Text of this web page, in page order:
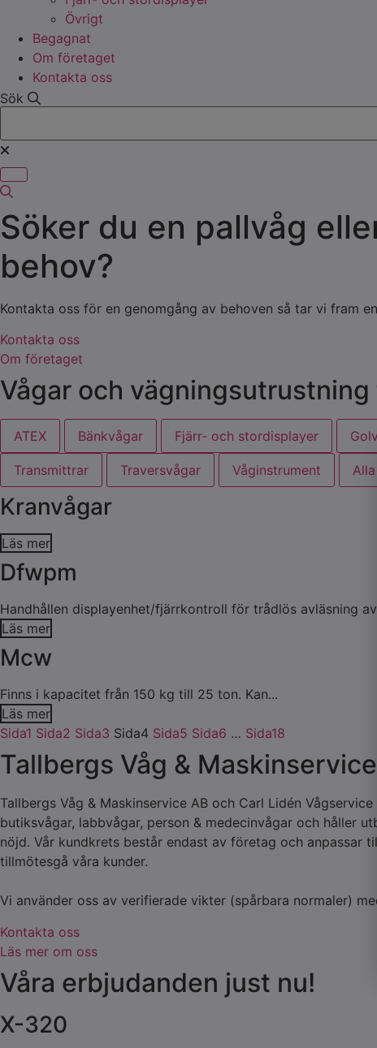
Övrigt
Begagnat
Om företaget
Kontakta oss
Sök
Söker du en pallvåg
behov?
Kontakta oss för en genomgång av behoven så tar vi fram
Kontakta oss
Om företaget
Vågar och
ATEX Bänkvågar Fjärr- och stordisplayer
Transmittrar Traversvågar Våginstrument Alla
Kranvågar
Läs mer
Dfwpm
Handhållen displayenhet/fjärrkontroll för trådlös avläsning av
Läs mer
Mcw
Finns i kapacitet från 150 kg till 25 ton. Kan...
Läs mer
Sida1 Sida2 Sida3 Sida4 Sida5 Sida6 … Sida18
Tallbergs Våg &
Tallbergs Våg & Maskinservice AB och Carl Lidén
butiksvågar, labbvågar, person & medecinvågar och håller
nöjd. Vår kundkrets består endast av företag och
tillmötesgå våra kunder.
Vi använder oss av verifierade vikter (spårbara normaler)
Kontakta oss
Läs mer om oss
Våra erbjudanden just nu!
X-320